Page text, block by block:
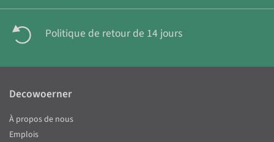
Politique de retour de 14 jours
Decowoerner
À propos de nous
Emplois